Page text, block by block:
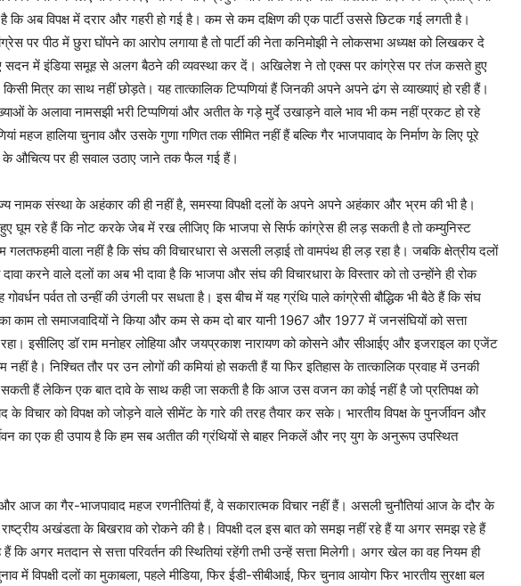
कि अब विपक्ष में दरार और गहरी हो गई है। कम से कम दक्षिण की एक पार्टी उससे छिटक गई लगती है।
पर पीठ में छुरा घोंपने का आरोप लगाया है तो पार्टी की नेता कनिमोझी ने लोकसभा अध्यक्ष को लिखकर दे
सदन में इंडिया समूह से अलग बैठने की व्यवस्था कर दें। अखिलेश ने तो एक्स पर कांग्रेस पर तंज कसते हुए
मित्र का साथ नहीं छोड़ते। यह तात्कालिक टिप्पणियां हैं जिनकी अपने अपने ढंग से व्याख्याएं हो रही हैं।
के अलावा नामसझी भरी टिप्पणियां और अतीत के गड़े मुर्दे उखाड़ने वाले भाव भी कम नहीं प्रकट हो रहे
महज हालिया चुनाव और उसके गुणा गणित तक सीमित नहीं हैं बल्कि गैर भाजपावाद के निर्माण के लिए पूरे
के औचित्य पर ही सवाल उठाए जाने तक फैल गई हैं।
नामक संस्था के अहंकार की ही नहीं है, समस्या विपक्षी दलों के अपने अपने अहंकार और भ्रम की भी है।
घूम रहे हैं कि नोट करके जेब में रख लीजिए कि भाजपा से सिर्फ कांग्रेस ही लड़ सकती है तो कम्युनिस्ट
गलतफहमी वाला नहीं है कि संघ की विचारधारा से असली लड़ाई तो वामपंथ ही लड़ रहा है। जबकि क्षेत्रीय दलों
करने वाले दलों का अब भी दावा है कि भाजपा और संघ की विचारधारा के विस्तार को तो उन्होंने ही रोक
पर्वत तो उन्हीं की उंगली पर सधता है। इस बीच में यह ग्रंथि पाले कांग्रेसी बौद्धिक भी बैठे हैं कि संघ
काम तो समाजवादियों ने किया और कम से कम दो बार यानी 1967 और 1977 में जनसंघियों को सत्ता
रहा। इसीलिए डॉ राम मनोहर लोहिया और जयप्रकाश नारायण को कोसने और सीआईए और इजराइल का एजेंट
नहीं है। निश्चित तौर पर उन लोगों की कमियां हो सकती हैं या फिर इतिहास के तात्कालिक प्रवाह में उनकी
सकती हैं लेकिन एक बात दावे के साथ कही जा सकती है कि आज उस वजन का कोई नहीं है जो प्रतिपक्ष को
विचार को विपक्ष को जोड़ने वाले सीमेंट के गारे की तरह तैयार कर सके। भारतीय विपक्ष के पुनर्जीवन और
का एक ही उपाय है कि हम सब अतीत की ग्रंथियों से बाहर निकलें और नए युग के अनुरूप उपस्थित
आज का गैर-भाजपावाद महज रणनीतियां हैं, वे सकारात्मक विचार नहीं हैं। असली चुनौतियां आज के दौर के
अखंडता के बिखराव को रोकने की है। विपक्षी दल इस बात को समझ नहीं रहे हैं या अगर समझ रहे हैं
हैं कि अगर मतदान से सत्ता परिवर्तन की स्थितियां रहेंगी तभी उन्हें सत्ता मिलेगी। अगर खेल का वह नियम ही
में विपक्षी दलों का मुकाबला, पहले मीडिया, फिर ईडी-सीबीआई, फिर चुनाव आयोग फिर भारतीय सुरक्षा बल